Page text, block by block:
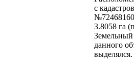
с
3.8058 га
Земельный
данного
выделялся.